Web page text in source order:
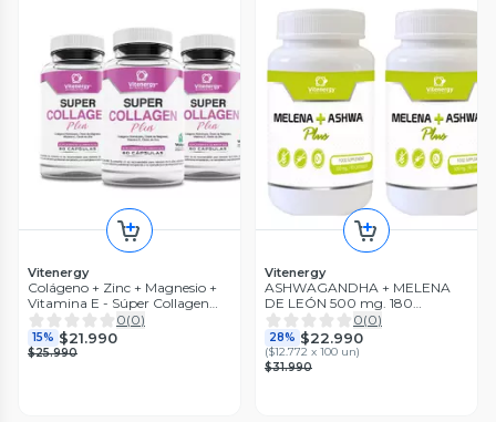
Vitenergy
Colágeno + Zinc + Magnesio +
Vitamina E - Súper Collagen
Plus Original - Pack x 3
0(0)
15% $21.990
$25.990
Vitenergy
ASHWAGANDHA + MELENA
DE LEÓN 500 mg. 180
Cápsulas Pack x2
0(0)
28% $22.990
($12.772 x 100 un)
$31.990